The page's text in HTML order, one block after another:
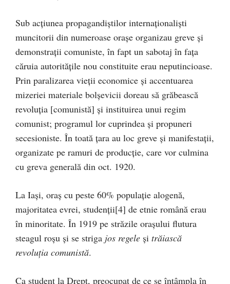
Sub acţiunea propagandiştilor internaţionalişti
muncitorii din numeroase oraşe organizau greve şi
demonstraţii comuniste, în fapt un sabotaj în faţa
căruia autorităţile nou constituite erau neputincioase.
Prin paralizarea vieţii economice şi accentuarea
mizeriei materiale bolşevicii doreau să grăbească
revoluţia [comunistă] şi instituirea unui regim
comunist; programul lor cuprindea şi propuneri
secesioniste. În toată ţara au loc greve şi manifestaţii,
organizate pe ramuri de producţie, care vor culmina
cu greva generală din oct. 1920.
La Iaşi, oraş cu peste 60% populaţie alogenă,
majoritatea evrei, studenţii[4] de etnie română erau
în minoritate. În 1919 pe străzile oraşului flutura
steagul roşu şi se striga jos regele şi trăiască
revoluţia comunistă.
Ca student la Drept, preocupat de ce se întâmpla în